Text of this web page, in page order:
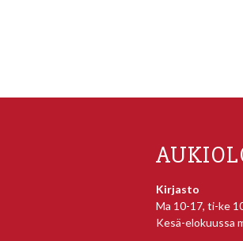
Kirjasto
Ma 10-17, ti-ke
Kesä-elokuussa